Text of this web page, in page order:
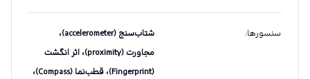
سنسورها:
شتاب‌سنج (accelerometer)،
مجاورت (proximity)، اثر انگشت
(Fingerprint)، قطب‌نما (Compass)،